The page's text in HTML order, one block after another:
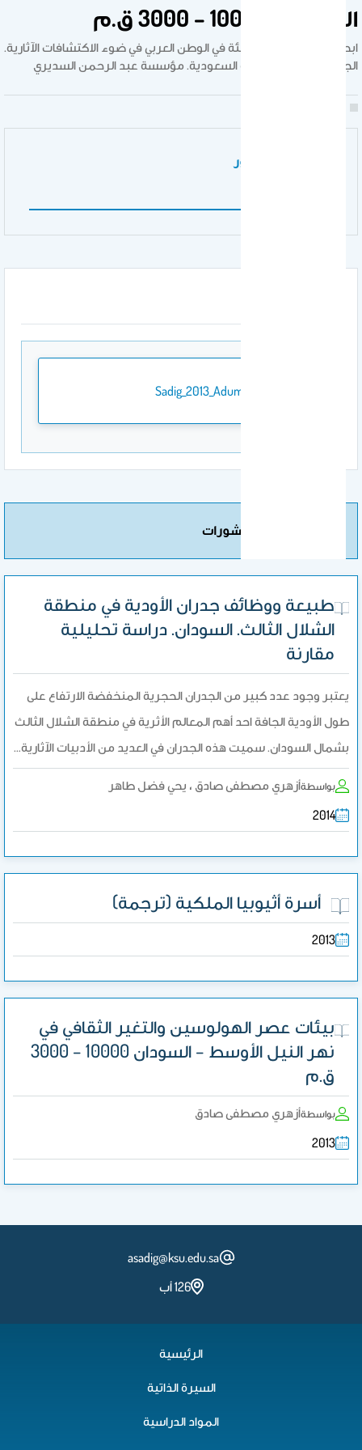
السودان 10000 – 3000 ق.م
ابحاث ندوة الانسان والبيئة في الوطن العربي في ضوء الاكتشافات الآثارية.
الجوف. المملكة العربية السعودية. مؤسسة عبد الرحمن السديري
نوع عمل المنشور
Sadig_2013_Adumatu.pdf
مزيد من المنشورات
طبيعة ووظائف جدران الأودية في منطقة
الشلال الثالث. السودان. دراسة تحليلية
مقارنة
يعتبر وجود عدد كبير من الجدران الحجرية المنخفضة الارتفاع على
طول الأودية الجافة احد أهم المعالم الأثرية في منطقة الشلال الثالث
بشمال السودان. سميت هذه الجدران في العديد من الأدبيات الآثارية…
بواسطةأزهري مصطفى صادق ، يحي فضل طاهر
2014
أسرة أثيوبيا الملكية (ترجمة)
2013
بيئات عصر الهولوسين والتغير الثقافي في
نهر النيل الأوسط – السودان 10000 – 3000
ق.م
بواسطةأزهري مصطفى صادق
2013
asadig@ksu.edu.sa
126 أب
الرئيسية
السيرة الذاتية
المواد الدراسية